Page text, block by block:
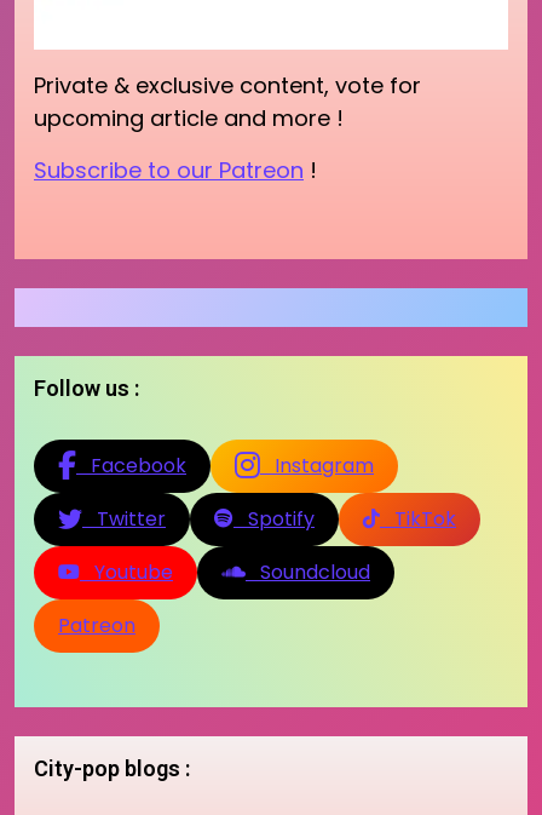
Private & exclusive content, vote for
upcoming article and more !
Subscribe to our Patreon !
Follow us :
Facebook
Instagram
Twitter
Spotify
TikTok
Youtube
Soundcloud
Patreon
City-pop blogs :